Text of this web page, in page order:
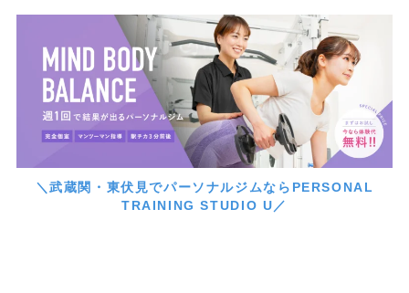
＼武蔵関・東伏見でパーソナルジムならPERSONAL
TRAINING STUDIO U／